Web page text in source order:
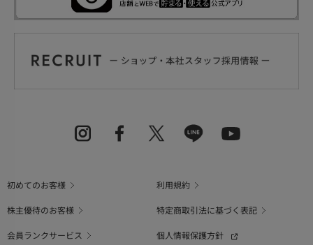
初めてのお客様
利用規約
株主優待のお客様
特定商取引法に基づく表記
会員ランクサービス
個人情報保護方針